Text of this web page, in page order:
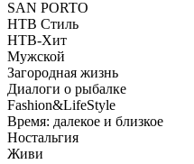
SAN PORTO
НТВ Стиль
НТВ-Хит
Мужской
Загородная жизнь
Диалоги о рыбалке
Fashion&LifeStyle
Время: далекое и близкое
Ностальгия
Живи